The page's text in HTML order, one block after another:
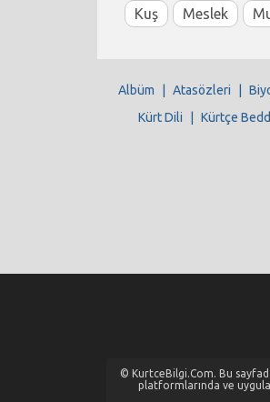
Kuş
Meslek
Albüm Atasözleri
Kürt Dili
Kürtçe
© KurtceBilgi.Com. Bu
platformlarında ve